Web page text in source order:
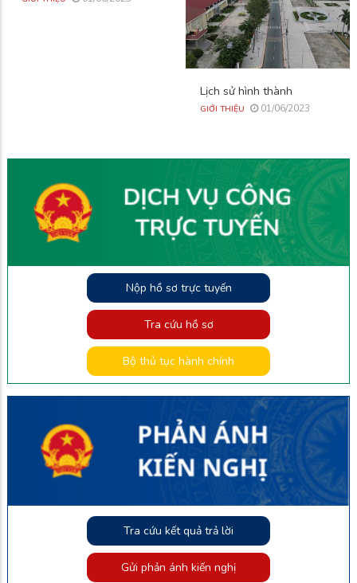
Lịch sử hình thành
GIỚI THIỆU 01/06/2023
Nộp hồ sơ trực tuyến
Tra cứu hồ sơ
Bộ thủ tục hành chính
Tra cứu kết quả trả lời
Gửi phản ánh kiến nghị